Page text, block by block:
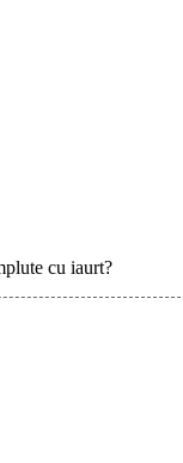
cu iaurt?